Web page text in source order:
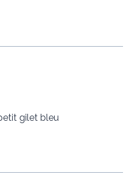
gilet bleu